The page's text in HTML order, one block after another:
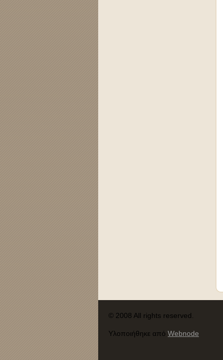
© 2008 All rights reserved.
Υλοποιήθηκε από Webnode